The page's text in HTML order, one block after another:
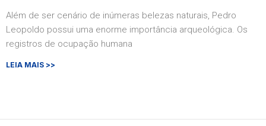
Além de ser cenário de inúmeras belezas naturais, Pedro
Leopoldo possui uma enorme importância arqueológica. Os
registros de ocupação humana
LEIA MAIS >>